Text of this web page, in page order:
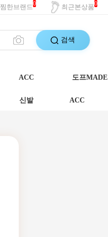
찜한브랜드0 최근본상품0
검색
ACC 도프MADE
신발 ACC